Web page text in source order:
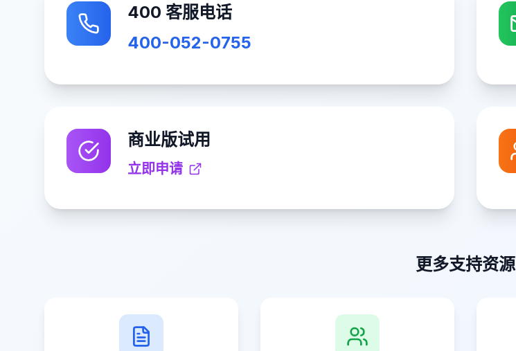
400 客服电话
400-052-0755
商业版试用
立即申请
更多支持资源